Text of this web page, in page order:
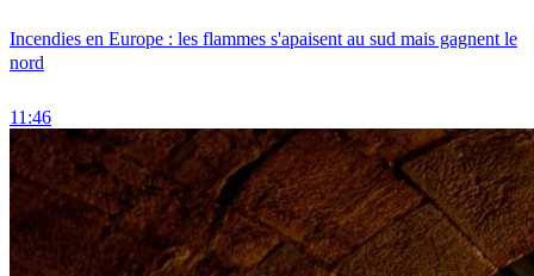
Incendies en Europe : les flammes s'apaisent au sud mais gagnent le
nord
11:46